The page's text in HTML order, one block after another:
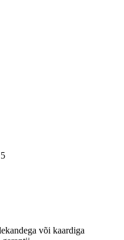
või kaardiga